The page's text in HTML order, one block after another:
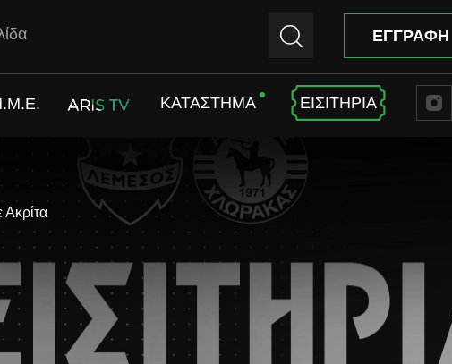
ΕΓΓΡΑΦΗ
ARIS TV ΚΑΤΑΣΤΗΜΑ ΕΙΣΙΤΗΡΙΑ
Ακρίτα